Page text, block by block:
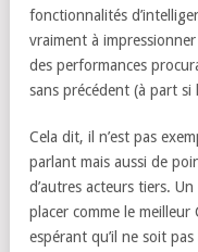
fonctionnalités
vraiment à
des performances
sans précédent (à part
Cela dit, il n’est pas
parlant mais aussi de
d’autres acteurs tiers.
placer comme le
espérant qu’il ne soit